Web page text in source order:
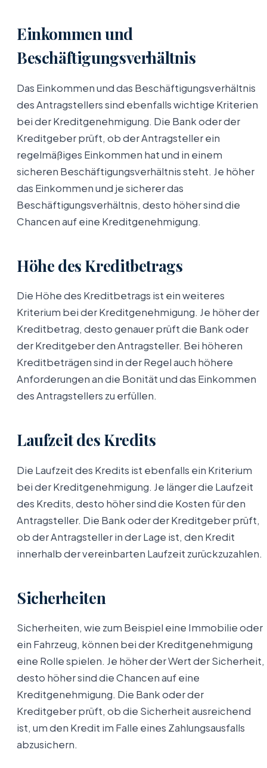
Einkommen und
Beschäftigungsverhältnis
Das Einkommen und das Beschäftigungsverhältnis
des Antragstellers sind ebenfalls wichtige Kriterien
bei der Kreditgenehmigung. Die Bank oder der
Kreditgeber prüft, ob der Antragsteller ein
regelmäßiges Einkommen hat und in einem
sicheren Beschäftigungsverhältnis steht. Je höher
das Einkommen und je sicherer das
Beschäftigungsverhältnis, desto höher sind die
Chancen auf eine Kreditgenehmigung.
Höhe des Kreditbetrags
Die Höhe des Kreditbetrags ist ein weiteres
Kriterium bei der Kreditgenehmigung. Je höher der
Kreditbetrag, desto genauer prüft die Bank oder
der Kreditgeber den Antragsteller. Bei höheren
Kreditbeträgen sind in der Regel auch höhere
Anforderungen an die Bonität und das Einkommen
des Antragstellers zu erfüllen.
Laufzeit des Kredits
Die Laufzeit des Kredits ist ebenfalls ein Kriterium
bei der Kreditgenehmigung. Je länger die Laufzeit
des Kredits, desto höher sind die Kosten für den
Antragsteller. Die Bank oder der Kreditgeber prüft,
ob der Antragsteller in der Lage ist, den Kredit
innerhalb der vereinbarten Laufzeit zurückzuzahlen.
Sicherheiten
Sicherheiten, wie zum Beispiel eine Immobilie oder
ein Fahrzeug, können bei der Kreditgenehmigung
eine Rolle spielen. Je höher der Wert der Sicherheit,
desto höher sind die Chancen auf eine
Kreditgenehmigung. Die Bank oder der
Kreditgeber prüft, ob die Sicherheit ausreichend
ist, um den Kredit im Falle eines Zahlungsausfalls
abzusichern.